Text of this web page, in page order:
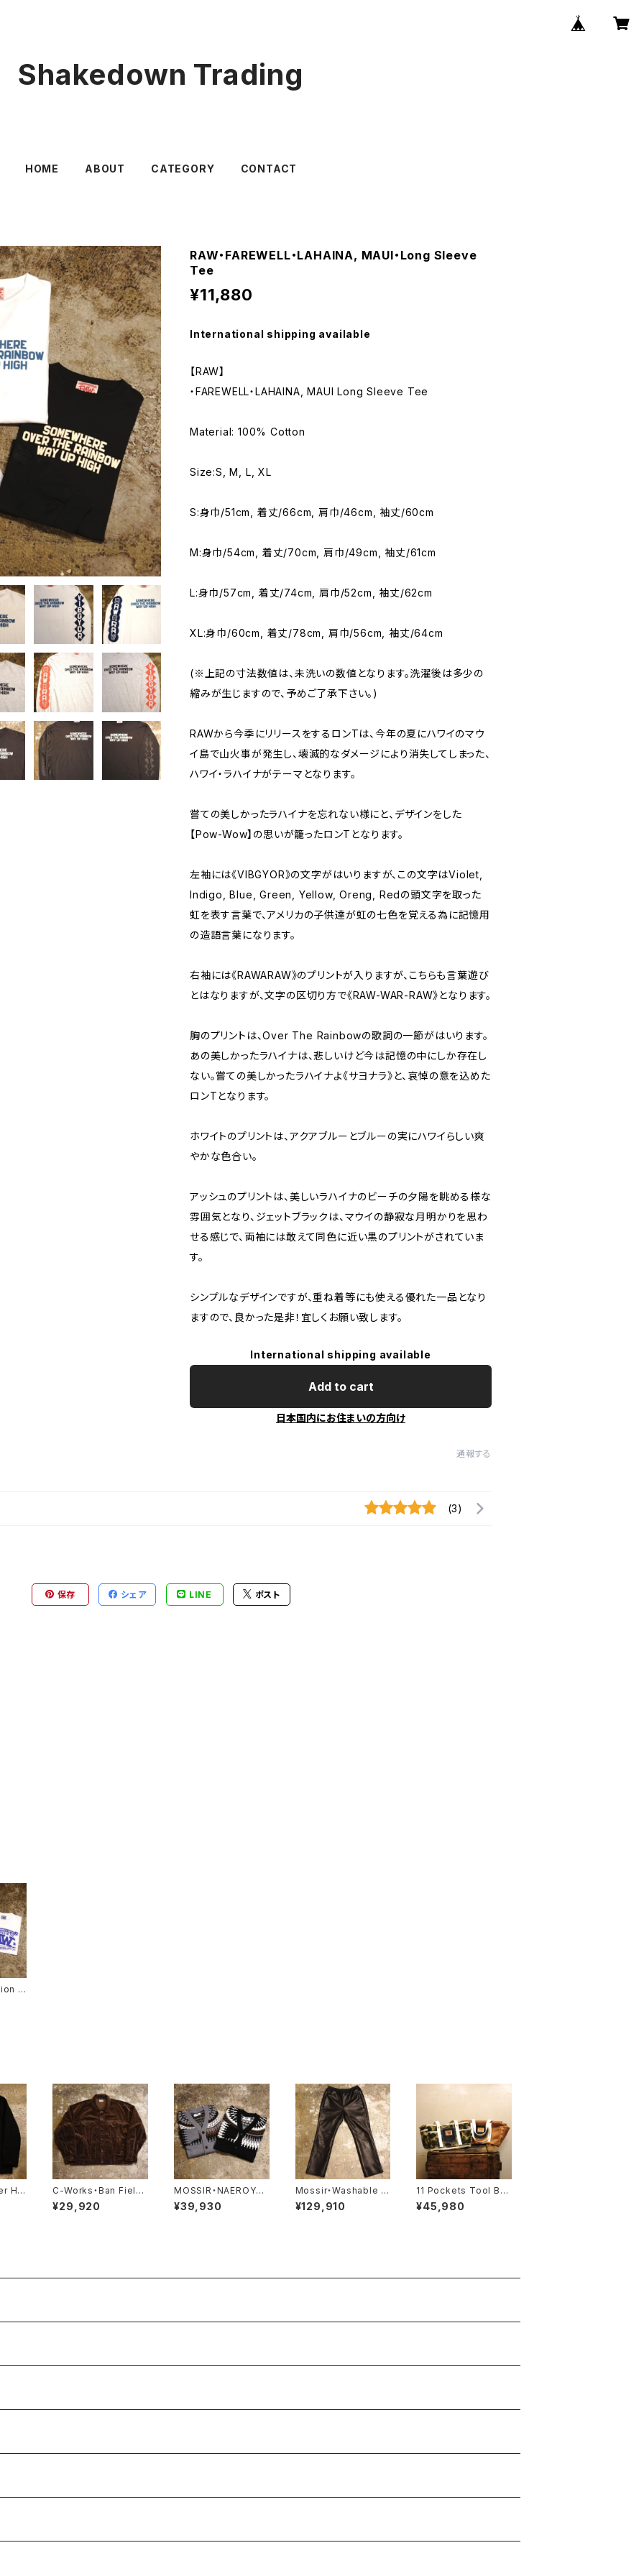
Shakedown Trading
HOME ABOUT CATEGORY CONTACT
RAW・FAREWELL・LAHAINA, MAUI・Long Sleeve
Tee
¥11,880
International shipping available
【RAW】
・FAREWELL・LAHAINA, MAUI Long Sleeve Tee
Material: 100% Cotton
Size:S, M, L, XL
S:身巾/51cm, 着丈/66cm, 肩巾/46cm, 袖丈/60cm
M:身巾/54cm, 着丈/70cm, 肩巾/49cm, 袖丈/61cm
L:身巾/57cm, 着丈/74cm, 肩巾/52cm, 袖丈/62cm
XL:身巾/60cm, 着丈/78cm, 肩巾/56cm, 袖丈/64cm
(※上記の寸法数値は、未洗いの数値となります。洗濯後は多少の
縮みが生じますので、予めご了承下さい。)
RAWから今季にリリースをするロンTは、今年の夏にハワイのマウ
イ島で山火事が発生し、壊滅的なダメージにより消失してしまった、
ハワイ・ラハイナがテーマとなります。
嘗ての美しかったラハイナを忘れない様にと、デザインをした
【Pow-Wow】の思いが籠ったロンTとなります。
左袖には《VIBGYOR》の文字がはいりますが、この文字はViolet,
Indigo, Blue, Green, Yellow, Oreng, Redの頭文字を取った
虹を表す言葉で、アメリカの子供達が虹の七色を覚える為に記憶用
の造語言葉になります。
右袖には《RAWARAW》のプリントが入りますが、こちらも言葉遊び
とはなりますが、文字の区切り方で《RAW-WAR-RAW》となります。
胸のプリントは、Over The Rainbowの歌詞の一節がはいります。
あの美しかったラハイナは、悲しいけど今は記憶の中にしか存在し
ない。嘗ての美しかったラハイナよ《サヨナラ》と、哀悼の意を込めた
ロンTとなります。
ホワイトのプリントは、アクアブルーとブルーの実にハワイらしい爽
やかな色合い。
アッシュのプリントは、美しいラハイナのビーチの夕陽を眺める様な
雰囲気となり、ジェットブラックは、マウイの静寂な月明かりを思わ
せる感じで、両袖には敢えて同色に近い黒のプリントがされていま
す。
シンプルなデザインですが、重ね着等にも使える優れた一品となり
ますので、良かった是非！宜しくお願い致します。
International shipping available
Add to cart
日本国内にお住まいの方向け
通報する
(3)
保存 シェア LINE ポスト
L
He
C-Works・Ban Field
【CWJK011】
¥29,920
MOSSIR・NAEROY
【MOKN002】
¥39,930
Mossir・Washable L
eather Pants ‘‘LAL
K’’【MOPT022】
¥129,910
11 Pockets Tool Ba
g ‘‘RAW’’
¥45,980